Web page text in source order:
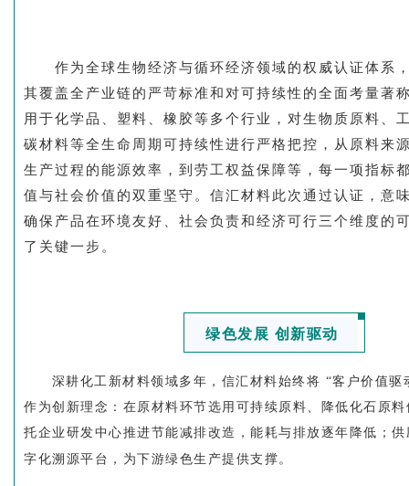
作为全球生物经济与循环经济领域的权威认证体系
其覆盖全产业链的严苛标准和对可持续性的全面考量著
用于化学品、塑料、橡胶等多个行业，对生物质原料、
碳材料等全生命周期可持续性进行严格把控，从原料来
生产过程的能源效率，到劳工权益保障等，每一项指标
值与社会价值的双重坚守。信汇材料此次通过认证，意
确保产品在环境友好、社会负责和经济可行三个维度的
了关键一步。
绿色发展 创新驱动
深耕化工新材料领域多年，信汇材料始终将 “客户价值驱
作为创新理念：在原材料环节选用可持续原料、降低化石原
托企业研发中心推进节能减排改造，能耗与排放逐年降低；
字化溯源平台，为下游绿色生产提供支撑。